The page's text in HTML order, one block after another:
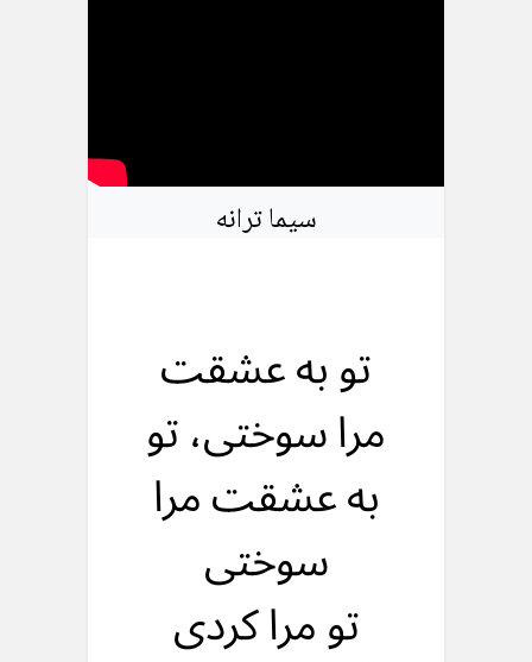
سیما ترانه
تو به عشقت
مرا سوختی، تو
به عشقت مرا
سوختی
تو مرا کردی